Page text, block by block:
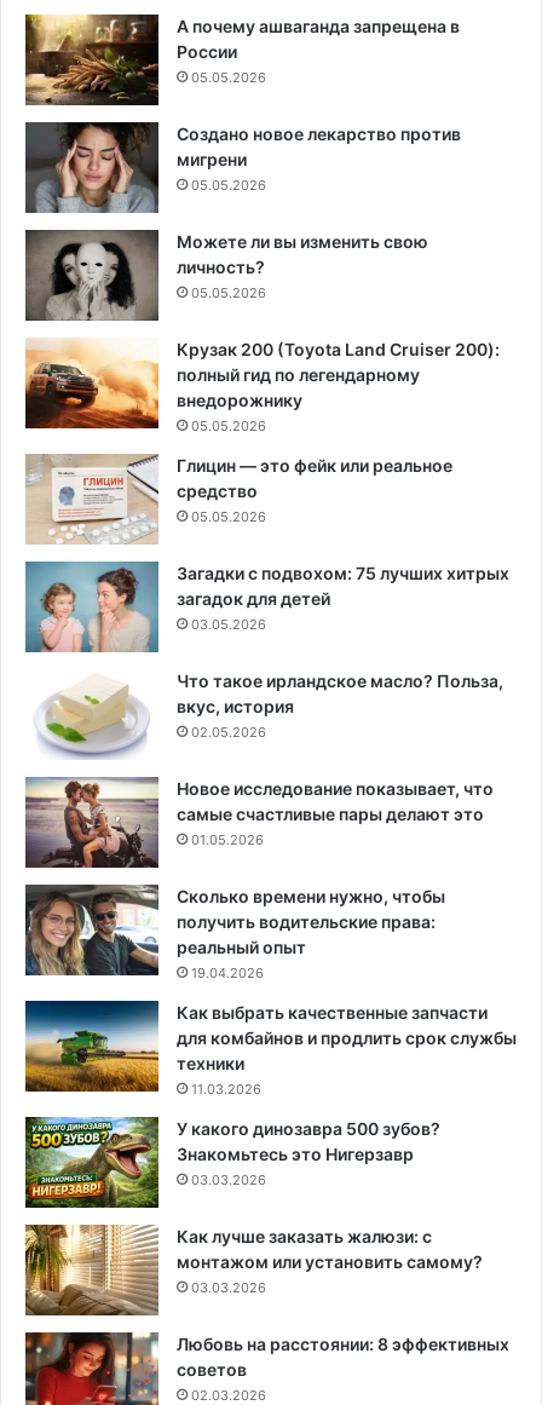
А почему ашваганда запрещена в
России
05.05.2026
Создано новое лекарство против
мигрени
05.05.2026
Можете ли вы изменить свою
личность?
05.05.2026
Крузак 200 (Toyota Land Cruiser 200):
полный гид по легендарному
внедорожнику
05.05.2026
Глицин — это фейк или реальное
средство
05.05.2026
Загадки с подвохом: 75 лучших хитрых
загадок для детей
03.05.2026
Что такое ирландское масло? Польза,
вкус, история
02.05.2026
Новое исследование показывает, что
самые счастливые пары делают это
01.05.2026
Сколько времени нужно, чтобы
получить водительские права:
реальный опыт
19.04.2026
Как выбрать качественные запчасти
для комбайнов и продлить срок службы
техники
11.03.2026
У какого динозавра 500 зубов?
Знакомьтесь это Нигерзавр
03.03.2026
Как лучше заказать жалюзи: с
монтажом или установить самому?
03.03.2026
Любовь на расстоянии: 8 эффективных
советов
02.03.2026